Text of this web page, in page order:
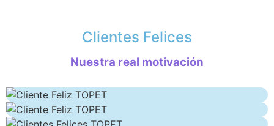
Clientes Felices
Nuestra real motivación